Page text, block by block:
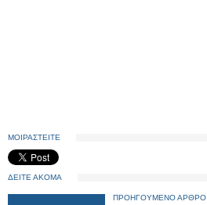
ΜΟΙΡΑΣΤΕΙΤΕ
ΔΕΙΤΕ ΑΚΟΜΑ
ΠΡΟΗΓΟΥΜΕΝΟ ΑΡΘΡΟ